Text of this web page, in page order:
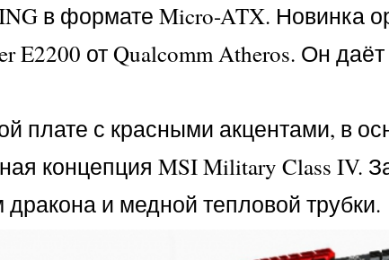
в формате Micro-ATX. Новинка
E2200 от Qualcomm Atheros. Он
с красными акцентами, в
концепция MSI Military Class IV.
и медной тепловой трубки.